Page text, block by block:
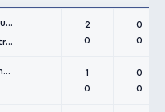
Atlético Tucumán Res.
Rosario Central Res.
2
0
0
0
Barracas Central Res.
1
0
0
0